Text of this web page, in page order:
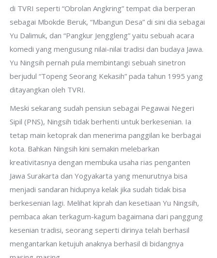
di TVRI seperti “Obrolan Angkring” tempat dia berperan
sebagai Mbokde Beruk, “Mbangun Desa” di sini dia sebagai
Yu Dalimuk, dan “Pangkur Jenggleng” yaitu sebuah acara
komedi yang mengusung nilai-nilai tradisi dan budaya Jawa.
Yu Ningsih pernah pula membintangi sebuah sinetron
berjudul “Topeng Seorang Kekasih” pada tahun 1995 yang
ditayangkan oleh TVRI.
Meski sekarang sudah pensiun sebagai Pegawai Negeri
Sipil (PNS), Ningsih tidak berhenti untuk berkesenian. Ia
tetap main ketoprak dan menerima panggilan ke berbagai
kota. Bahkan Ningsih kini semakin melebarkan
kreativitasnya dengan membuka usaha rias penganten
Jawa Surakarta dan Yogyakarta yang menurutnya bisa
menjadi sandaran hidupnya kelak jika sudah tidak bisa
berkesenian lagi. Melihat kiprah dan kesetiaan Yu Ningsih,
pembaca akan terkagum-kagum bagaimana dari panggung
kesenian tradisi, seorang seperti dirinya telah berhasil
mengantarkan ketujuh anaknya berhasil di bidangnya